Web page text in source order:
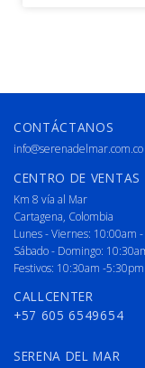
CONTÁCTANOS
info@serenadelmar.com.co
CENTRO DE VENTAS
Km 8 vía al Mar
Cartagena, Colombia
Lunes - Viernes: 10:00am
Sábado - Domingo:
Festivos: 10:30am -5:30pm
CALLCENTER
+57 605 6549654
SERENA DEL MAR